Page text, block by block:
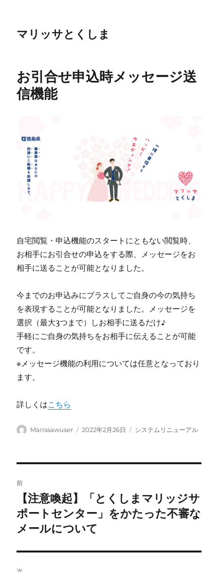
マリッサとくしま
お引合せ申込時メッセージ送
信機能
自宅閲覧・申込機能のスタートにともない閲覧時、
お相手にお引合せの申込をする際、メッセージをお
相手に送ることが可能となりました。
今までのお申込みにプラスしてご自身の今の気持ち
を表現することが可能となりました。メッセージを
選択（最大3つまで）しお相手に送るだけ♪
手軽にご自身の気持ちをお相手に伝えることが可能
です。
※メッセージ機能の利用については任意となっており
ます。
詳しくはこちら
投
Marissawuser
投
2022年2月26日
カ
システムリニューアル
稿
ナ
ビ
ゲ
前
の
投
【注意喚起】「とくしまマリッジサ
ポートセンター」をかたった不審な
メールについて